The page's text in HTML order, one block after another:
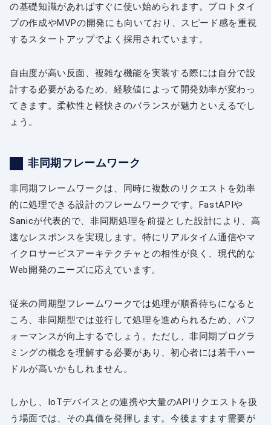
の基礎知識があればすぐに使い始められます。プロトタイ
プの作成やMVPの開発にも向いており、スピード感を重視
するスタートアップでよく採用されています。
自由度が高い反面、複雑な機能を実装する際には自分で設
計する必要があるため、経験値によって開発効率が変わっ
てきます。柔軟性と軽快さのバランスが魅力といえるでし
ょう。
非同期フレームワーク
非同期フレームワークは、同時に複数のリクエストを効率
的に処理できる設計のフレームワークです。FastAPIや
Sanicが代表的で、非同期処理を前提とした設計により、高
速なレスポンスを実現します。特にリアルタイム通信やマ
イクロサービスアーキテクチャとの相性が良く、現代的な
Web開発のニーズに応えています。
従来の同期型フレームワークでは処理が順番待ちになると
ころ、非同期型では並行して処理を進められるため、パフ
ォーマンスが向上するでしょう。ただし、非同期プログラ
ミングの概念を理解する必要があり、初心者には若干ハー
ドルが高いかもしれません。
しかし、IoTデバイスとの連携や大量のAPIリクエストを扱
う場面では、その真価を発揮します。今後ますます需要が